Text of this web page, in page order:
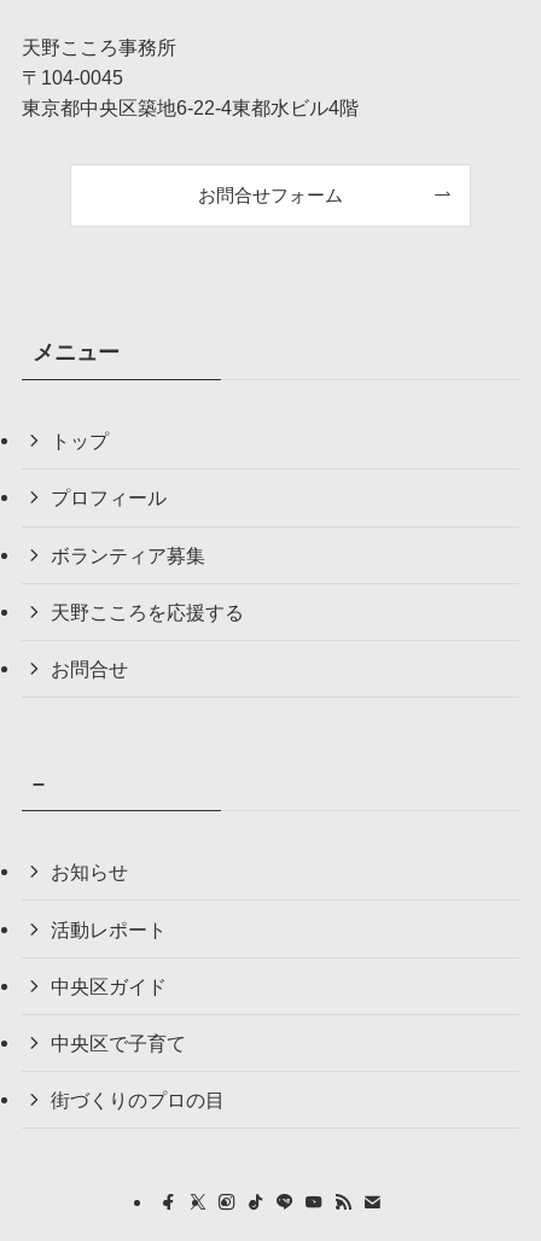
天野こころ事務所
〒104-0045
東京都中央区築地6-22-4東都水ビル4階
お問合せフォーム
メニュー
トップ
プロフィール
ボランティア募集
天野こころを応援する
お問合せ
–
お知らせ
活動レポート
中央区ガイド
中央区で子育て
街づくりのプロの目